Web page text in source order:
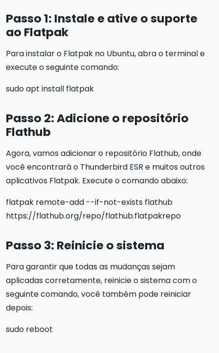
Passo 1: Instale e ative o suporte
ao Flatpak
Para instalar o Flatpak no Ubuntu, abra o terminal e
execute o seguinte comando:
sudo apt install flatpak
Passo 2: Adicione o repositório
Flathub
Agora, vamos adicionar o repositório Flathub, onde
você encontrará o Thunderbird ESR e muitos outros
aplicativos Flatpak. Execute o comando abaixo:
flatpak remote-add --if-not-exists flathub
https://flathub.org/repo/flathub.flatpakrepo
Passo 3: Reinicie o sistema
Para garantir que todas as mudanças sejam
aplicadas corretamente, reinicie o sistema com o
seguinte comando, você também pode reiniciar
depois:
sudo reboot